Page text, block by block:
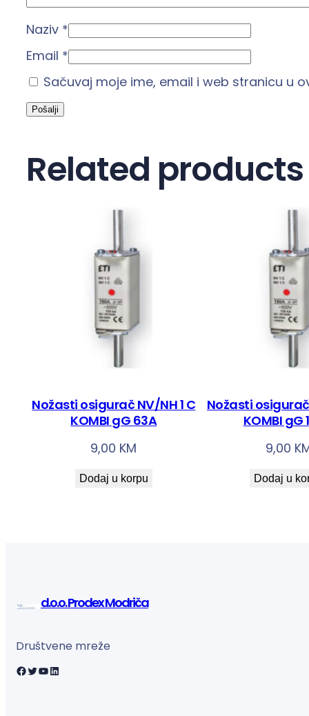
Naziv *
Email *
Sačuvaj moje ime, email i web stranicu u
Related products
Nožasti osigurač NV/NH 1 C
KOMBI gG 63A
9,00 KM
Dodaj u korpu
Nožasti osigurač
KOMBI gG
9,00
Dodaj u
d.o.o. Prodex Modriča
Društvene mreže
Facebook Twitter YouTube LinkedIn